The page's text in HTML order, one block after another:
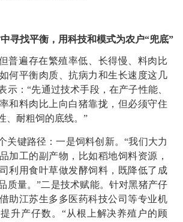
寻找平衡，用科技和模式为农户“兜底”
普遍存在繁殖率低、长得慢、料肉比
何平衡肉质、抗病力和生长速度这几
示：“先通过技术手段，在产子性能、
和料肉比上向白猪靠拢，但必须守住
、耐粗饲的底线。”
关键路径：一是饲料创新。“我们大力
加工的副产物，比如稻地饲料资源，
利用食叶草做发酵饲料，既降低了成
质量。”二是技术赋能。针对黑猪产仔
助江苏生多多医药科技公司等专业机
升产仔数。“从根上解决养殖户的顾